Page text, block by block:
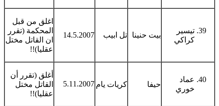
تيسير
كراكي
بيت حنينا تل ابيب 14.5.2007
اغلق من قبل
المحكمة (تقرر
ان القاتل مختل
عقليا)!!
عماد
خوري
حيفا كريات يام 5.11.2007
أغلق (تقرر أن
القاتل مختل
عقليا)!!